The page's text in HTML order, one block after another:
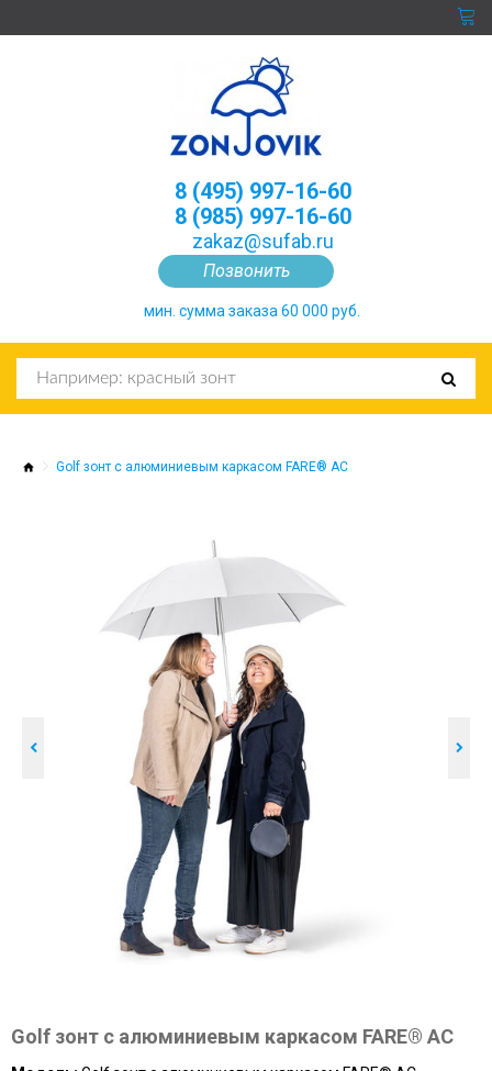
Позвонить
8 (495) 997-16-60
8 (985) 997-16-60
zakaz@sufab.ru
мин. сумма заказа 60 000 руб.
Golf зонт с алюминиевым каркасом FARE® AC
Golf зонт с алюминиевым каркасом FARE® AC